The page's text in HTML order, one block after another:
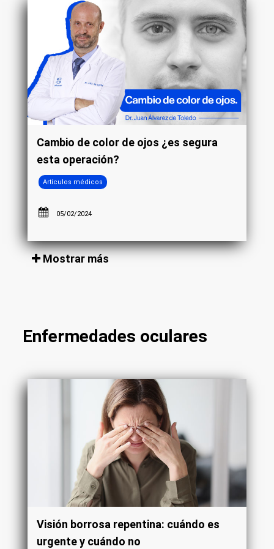
Cambio de color de ojos ¿es segura
esta operación?
Artículos médicos
05/02/2024
Mostrar más
Enfermedades oculares
Visión borrosa repentina: cuándo es
urgente y cuándo no